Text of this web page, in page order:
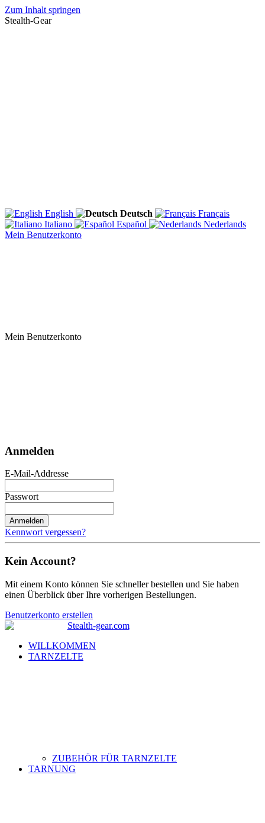
Zum Inhalt springen
Stealth-Gear
English Deutsch
Français
Italiano
Español
Nederlands
Mein Benutzerkonto
Mein Benutzerkonto
Anmelden
E-Mail-Addresse
Passwort
Anmelden
Kennwort vergessen?
Kein Account?
Mit einem Konto können Sie schneller bestellen und Sie haben
einen Überblick über Ihre vorherigen Bestellungen.
Benutzerkonto erstellen
WILLKOMMEN
TARNZELTE
ZUBEHÖR FÜR TARNZELTE
TARNUNG